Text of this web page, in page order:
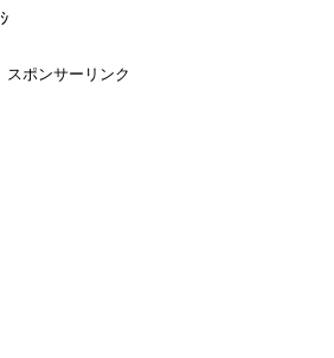
スポンサーリンク